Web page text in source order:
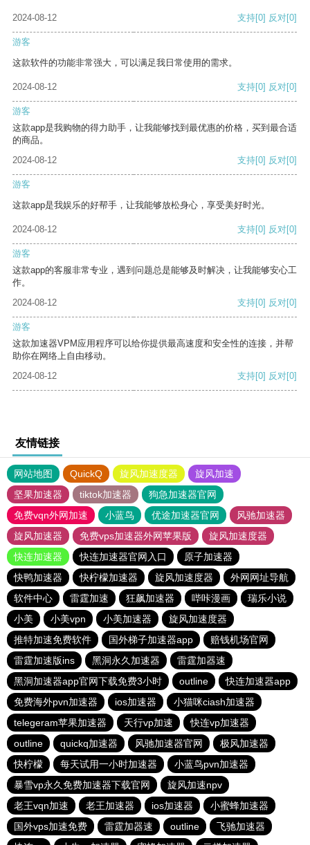
2024-08-12 支持[0] 反对[0]
游客
这款软件的功能非常强大，可以满足我日常使用的需求。
2024-08-12 支持[0] 反对[0]
游客
这款app是我购物的得力助手，让我能够找到最优惠的价格，买到最合适
的商品。
2024-08-12
支持[0] 反对[0]
游客
这款app是我娱乐的好帮手，让我能够放松身心，享受美好时光。
2024-08-12 支持[0] 反对[0]
游客
这款app的客服非常专业，遇到问题总是能够及时解决，让我能够安心工
作。
2024-08-12
支持[0] 反对[0]
游客
这款加速器VPM应用程序可以给你提供最高速度和安全性的连接，并帮
助你在网络上自由移动。
2024-08-12
支持[0] 反对[0]
友情链接
网站地图 QuickQ 旋风加速度器
旋风加速
坚果加速器
tiktok加速器
狗急加速器官网
免费vqn外网加速
小蓝鸟 优途加速器官网
风驰加速器
旋风加速器
免费vps加速器外网苹果版
旋风加速度器
快连加速器
快连加速器官网入口
原子加速器
快鸭加速器
快柠檬加速器 旋风加速度器
外网网址导航
软件中心
雷霆加速 狂飙加速器 哔咔漫画
瑞乐小说
小美
小美vpn 小美加速器
旋风加速度器
推特加速免费软件
国外梯子加速器app
赔钱机场官网
雷霆加速版ins
黑洞永久加速器
雷霆加器速
黑洞加速器app官网下载免费3小时
outline
快连加速器app
免费海外pvn加速器
ios加速器
小猫咪ciash加速器
telegeram苹果加速器
天行vp加速
快连vp加速器
outline
quickq加速器 风驰加速器官网
极风加速器
快柠檬
每天试用一小时加速器
小蓝鸟pvn加速器
暴雪vp永久免费加速器下载官网
旋风加速npv
老王vqn加速
老王加速器 ios加速器
小蜜蜂加速器
国外vps加速免费
雷霆加器速 outline
飞驰加速器